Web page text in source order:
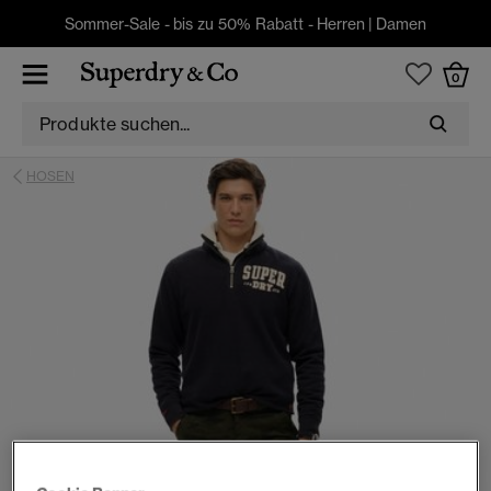
Sommer-Sale - bis zu 50% Rabatt - Herren | Damen
0
HOSEN